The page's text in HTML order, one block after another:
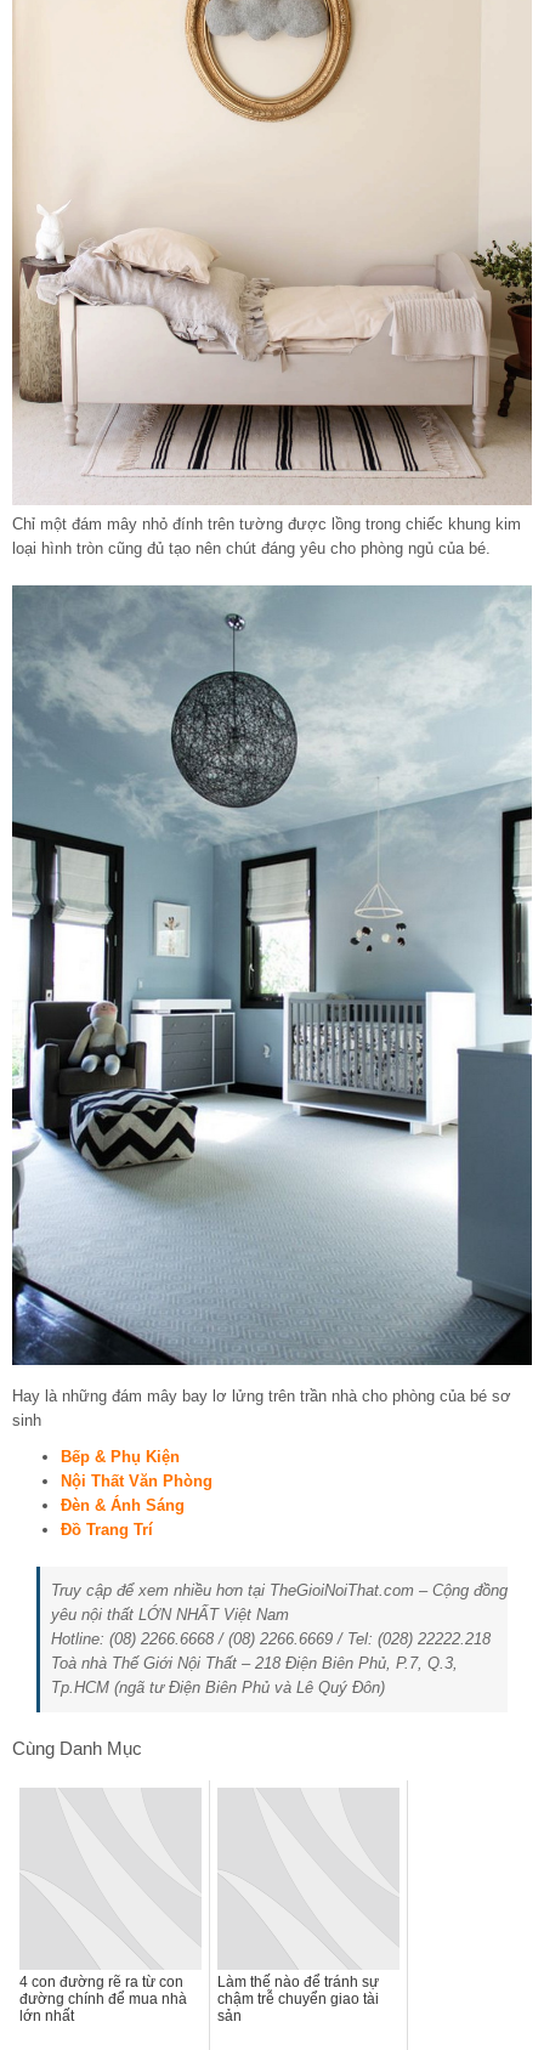
Chỉ một đám mây nhỏ đính trên tường được lồng trong chiếc khung kim
loại hình tròn cũng đủ tạo nên chút đáng yêu cho phòng ngủ của bé.
Hay là những đám mây bay lơ lửng trên trần nhà cho phòng của bé sơ
sinh
Bếp & Phụ Kiện
Nội Thất Văn Phòng
Đèn & Ánh Sáng
Đồ Trang Trí
Truy cập để xem nhiều hơn tại TheGioiNoiThat.com – Cộng đồng
yêu nội thất LỚN NHẤT Việt Nam
Hotline: (08) 2266.6668 / (08) 2266.6669 / Tel: (028) 22222.218
Toà nhà Thế Giới Nội Thất – 218 Điện Biên Phủ, P.7, Q.3,
Tp.HCM (ngã tư Điện Biên Phủ và Lê Quý Đôn)
Cùng Danh Mục
4 con đường rẽ ra từ con
đường chính để mua nhà
lớn nhất
Làm thế nào để tránh sự
chậm trễ chuyển giao tài
sản